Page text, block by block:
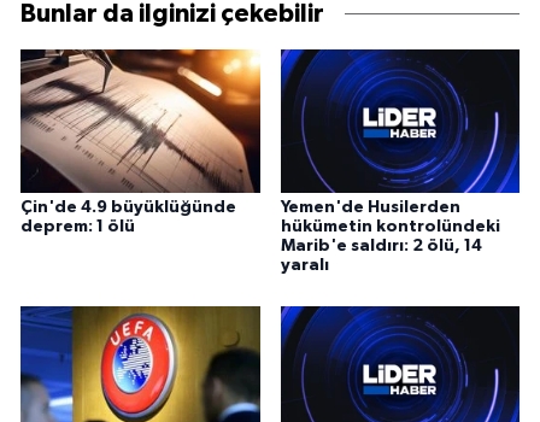
Bunlar da ilginizi çekebilir
Çin'de 4.9 büyüklüğünde
deprem: 1 ölü
Yemen'de Husilerden
hükümetin kontrolündeki
Marib'e saldırı: 2 ölü, 14
yaralı